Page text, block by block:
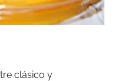
clásico y